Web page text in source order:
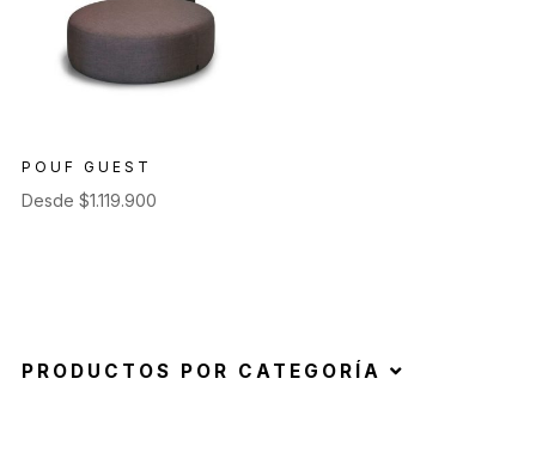
POUF GUEST
Desde $1.119.900
PRODUCTOS POR CATEGORÍA